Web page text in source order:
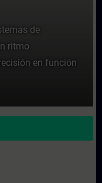
de
ritmo
en función